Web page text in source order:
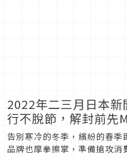
2022年二三月日本
行不脫節，解封前先
告別寒冷的冬季，繽紛的春
品牌也摩拳擦掌，準備搶攻消